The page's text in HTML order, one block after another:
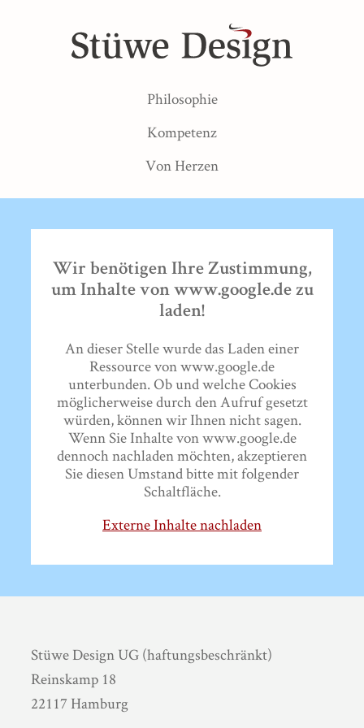
Philosophie
Kompetenz
Von Herzen
Wir benötigen Ihre Zustimmung,
um Inhalte von www.google.de zu
laden!
An dieser Stelle wurde das Laden einer
Ressource von www.google.de
unterbunden. Ob und welche Cookies
möglicherweise durch den Aufruf gesetzt
würden, können wir Ihnen nicht sagen.
Wenn Sie Inhalte von www.google.de
dennoch nachladen möchten, akzeptieren
Sie diesen Umstand bitte mit folgender
Schaltfläche.
Externe Inhalte nachladen
Stüwe Design UG (haftungsbeschränkt)
Reinskamp 18
22117 Hamburg